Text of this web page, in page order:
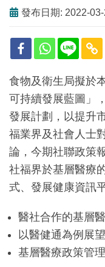
發布日期: 2022-
食物及衛生局擬於
可持續發展藍圖」
發展計劃，以提升
福業界及社會人士
論，今期社聯政策
社福界於基層醫療
式、發展健康資訊
醫社合作的基層
以醫健通為例展
基層醫療政策管